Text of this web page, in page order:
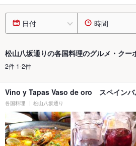
日付 時間
松山八坂通りの各国料理のグルメ・クー
2件 1-2件
Vino y Tapas Vaso de oro スペインバ
各国料理 松山八坂通り